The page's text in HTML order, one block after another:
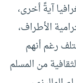
آيةً أخرى،
الأطراف،
رغم أنهم
من المسلم